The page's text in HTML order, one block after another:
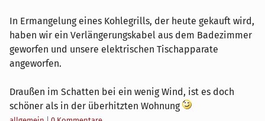
In Ermangelung eines Kohlegrills, der heute gekauft wird,
haben wir ein Verlängerungskabel aus dem Badezimmer
geworfen und unsere elektrischen Tischapparate
angeworfen.
Draußen im Schatten bei ein wenig Wind, ist es doch
schöner als in der überhitzten Wohnung